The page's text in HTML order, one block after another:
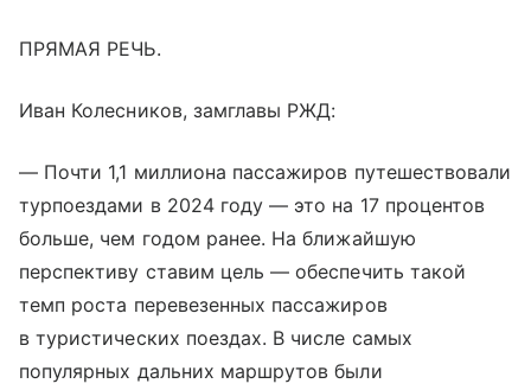
ПРЯМАЯ РЕЧЬ.
Иван Колесников, замглавы РЖД:
— Почти 1,1 миллиона пассажиров путешествовали
турпоездами в 2024 году — это на 17 процентов
больше, чем годом ранее. На ближайшую
перспективу ставим цель — обеспечить такой
темп роста перевезенных пассажиров
в туристических поездах. В числе самых
популярных дальних маршрутов были